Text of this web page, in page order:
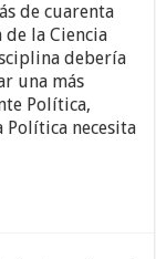
de cuarenta
de la Ciencia
debería
una más
Política,
Política necesita